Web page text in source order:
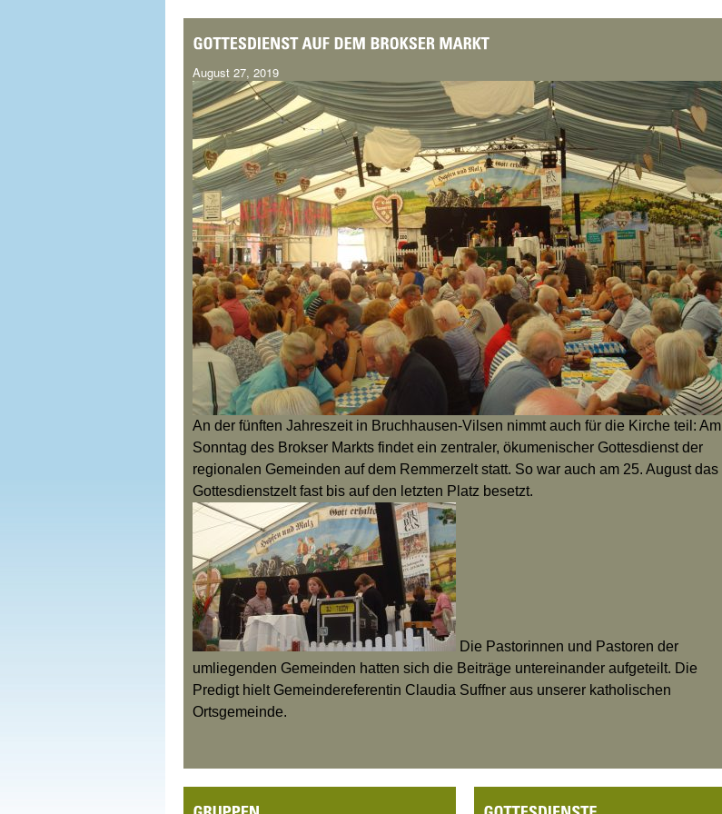
August 27, 2019
An der fünften Jahreszeit in Bruchhausen-Vilsen nimmt auch für die Kirche teil: Am
Sonntag des Brokser Markts findet ein zentraler, ökumenischer Gottesdienst der
regionalen Gemeinden auf dem Remmerzelt statt. So war auch am 25. August das
Gottesdienstzelt fast bis auf den letzten Platz besetzt.
Die Pastorinnen und Pastoren der
umliegenden Gemeinden hatten sich die Beiträge untereinander aufgeteilt. Die
Predigt hielt Gemeindereferentin Claudia Suffner aus unserer katholischen
Ortsgemeinde.